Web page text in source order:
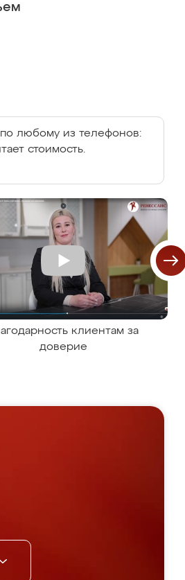
любому из телефонов:
стоимость.
клиентам за
доверие